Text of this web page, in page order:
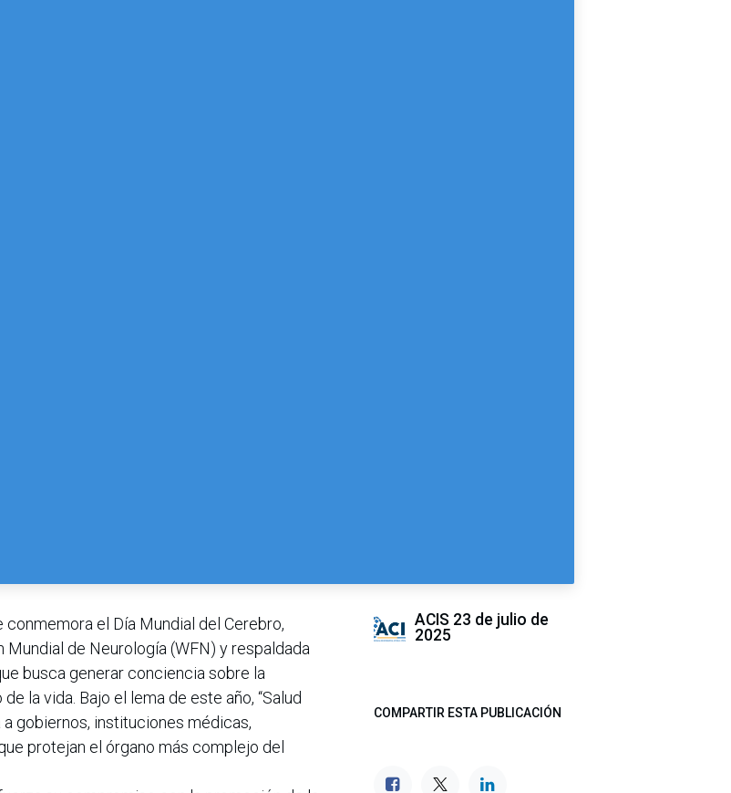
el Día Mundial del Cerebro,
de Neurología (WFN) y respaldada
busca generar conciencia sobre la
la vida. Bajo el lema de este año, “Salud
gobiernos, instituciones médicas,
protejan el órgano más complejo del
ACIS 23 de julio de
2025
COMPARTIR ESTA PUBLICACIÓN